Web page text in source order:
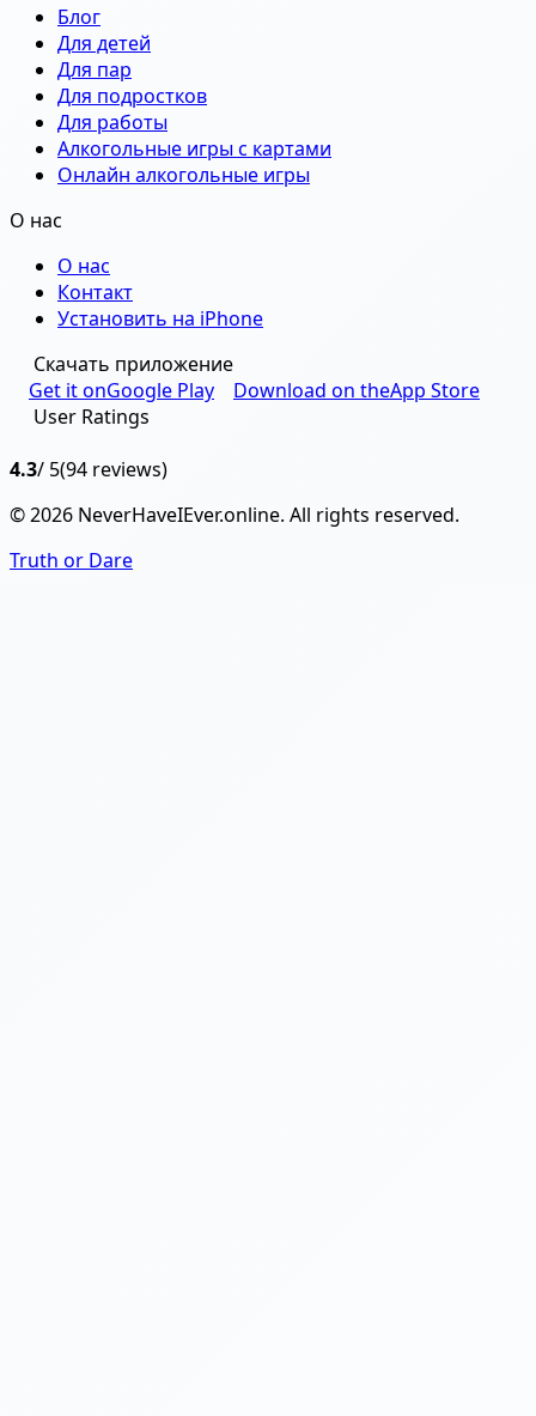
Блог
Для детей
Для пар
Для подростков
Для работы
Алкогольные игры с картами
Онлайн алкогольные игры
О нас
О нас
Контакт
Установить на iPhone
Скачать приложение
Get it onGoogle Play Download on theApp Store
User Ratings
4.3/ 5(94 reviews)
© 2026 NeverHaveIEver.online. All rights reserved.
Truth or Dare